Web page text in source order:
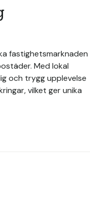
fastighetsmarknaden
Med lokal
och trygg upplevelse
vilket ger unika